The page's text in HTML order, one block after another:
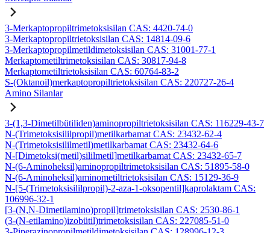
3-Merkaptopropiltrimetoksisilan CAS: 4420-74-0
3-Merkaptopropiltrietoksisilan CAS: 14814-09-6
3-Merkaptopropilmetildimetoksisilan CAS: 31001-77-1
Merkaptometiltrimetoksisilan CAS: 30817-94-8
Merkaptometiltrietoksisilan CAS: 60764-83-2
S-(Oktanoil)merkaptopropiltrietoksisilan CAS: 220727-26-4
Amino Silanlar
3-(1,3-Dimetilbütiliden)aminopropiltrietoksisilan CAS: 116229-43-7
N-(Trimetoksisililpropil)metilkarbamat CAS: 23432-62-4
N-(Trimetoksisililmetil)metilkarbamat CAS: 23432-64-6
N-[Dimetoksi(metil)sililmetil]metilkarbamat CAS: 23432-65-7
N-(6-Aminoheksil)aminopropiltrimetoksisilan CAS: 51895-58-0
N-(6-Aminoheksil)aminometiltrietoksisilan CAS: 15129-36-9
N-[5-(Trimetoksisililpropil)-2-aza-1-oksopentil]kaprolaktam CAS:
106996-32-1
[3-(N,N-Dimetilamino)propil]trimetoksisilan CAS: 2530-86-1
(3-(N-etilamino)izobütil)trimetoksisilan CAS: 227085-51-0